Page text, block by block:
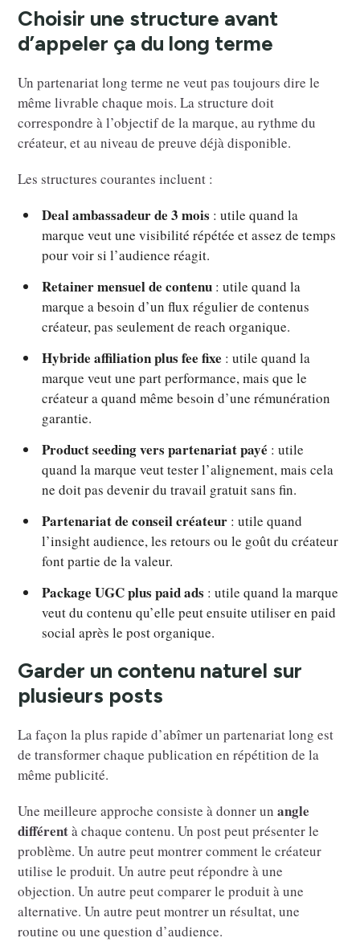
Choisir une structure avant
d’appeler ça du long terme
Un partenariat long terme ne veut pas toujours dire le
même livrable chaque mois. La structure doit
correspondre à l’objectif de la marque, au rythme du
créateur, et au niveau de preuve déjà disponible.
Les structures courantes incluent :
Deal ambassadeur de 3 mois : utile quand la
marque veut une visibilité répétée et assez de temps
pour voir si l’audience réagit.
Retainer mensuel de contenu: utile quand la
marque a besoin d’un flux régulier de contenus
créateur, pas seulement de reach organique.
Hybride affiliation plus fee fixe : utile quand la
marque veut une part performance, mais que le
créateur a quand même besoin d’une rémunération
garantie.
Product seeding vers partenariat payé : utile
quand la marque veut tester l’alignement, mais cela
ne doit pas devenir du travail gratuit sans fin.
Partenariat de conseil créateur: utile quand
l’insight audience, les retours ou le goût du créateur
font partie de la valeur.
Package UGC plus paid ads : utile quand la marque
veut du contenu qu’elle peut ensuite utiliser en paid
social après le post organique.
Garder un contenu naturel sur
plusieurs posts
La façon la plus rapide d’abîmer un partenariat long est
de transformer chaque publication en répétition de la
même publicité.
Une meilleure approche consiste à donner unangle
différentà chaque contenu. Un post peut présenter le
problème. Un autre peut montrer comment le créateur
utilise le produit. Un autre peut répondre à une
objection. Un autre peut comparer le produit à une
alternative. Un autre peut montrer un résultat, une
routine ou une question d’audience.